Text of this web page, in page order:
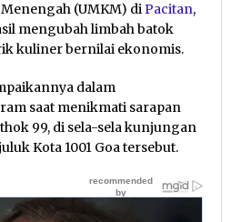
(UMKM) diPacitan,
mengubah limbah batok
kuliner bernilai ekonomis.
dalam
saat menikmati sarapan
99, di sela-sela kunjungan
Kota 1001 Goa tersebut.